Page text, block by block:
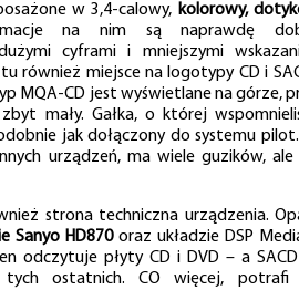
w 3,4-calowy, kolorowy,
na nim są naprawdę
cyframi i mniejszymi
również miejsce na logotypy CD i
MQA-CD jest wyświetlane na górze,
mały. Gałka, o której
jak dołączony do systemu pilot.
urządzeń, ma wiele guzików,
strona techniczna urządzenia.
Sanyo HD870oraz układzie DSP
odczytuje płyty CD i DVD – a
tych ostatnich. CO więcej,